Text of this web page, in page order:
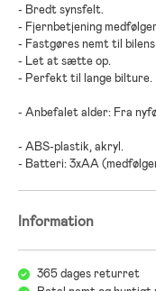
- Bredt synsfelt.
- Fjernbetjening
- Fastgøres nemt til
- Let at sætte op.
- Perfekt til lange bilture.
- Anbefalet alder: Fra
- ABS-plastik, akryl.
- Batteri: 3xAA
Information
365 dages returret